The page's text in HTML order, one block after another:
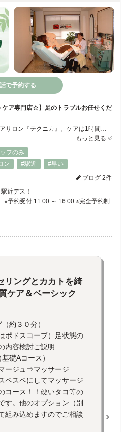
で予約する
ケア専門店☆】足のトラブルお任せくだ
八王子駅徒歩2分の駅近フットケアサロン『テクニカ』。ケアは1時間にお一人のみなのでゆっくり過ごしていただけます♪ 足は「第2の心臓」と言われるほど美容や健康を保つために大切な部分です！！足をキレイに保つためヨーロッパ発の足療学で適切な施術をご提供いたします☆魚の目、踵ひび割れ、角質ケアなど、足のトラブルは当サロンにお気軽にご相談ください。
もっと見る
フのみ
ン
#駅近
#早い
ブログ 2件
近デス！
予約受付 11:00 ～ 16:00 ※完全予約制
リングとカカトを綺
ケア＆ベーシック
約３０分）
ポドスコープ）足状態の
内容検討ご説明
礎Aコース）
ージュ⇒マッサージ
ベスベにしてマッサージ
コース！！硬いタコ等の
す。他のオプション（別
組み込めますのでご相談